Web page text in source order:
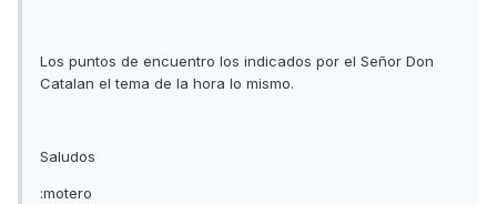
Los puntos de encuentro los indicados por el Señor Don
Catalan el tema de la hora lo mismo.
Saludos
:motero